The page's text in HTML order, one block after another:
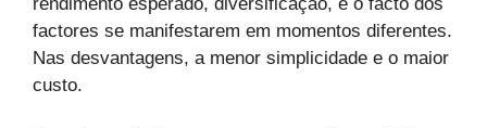
factores se manifestarem em momentos diferentes.
Nas desvantagens, a menor simplicidade e o maior
custo.